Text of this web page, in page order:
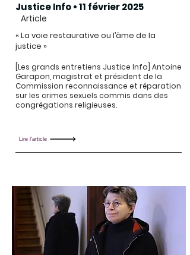
Justice Info • 11 février 2025
Article
« La voie restaurative ou l’âme de la
justice »
[Les grands entretiens Justice Info] Antoine
Garapon, magistrat et président de la
Commission reconnaissance et réparation
sur les crimes sexuels commis dans des
congrégations religieuses.
Lire l'article